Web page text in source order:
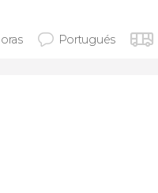
Portugués